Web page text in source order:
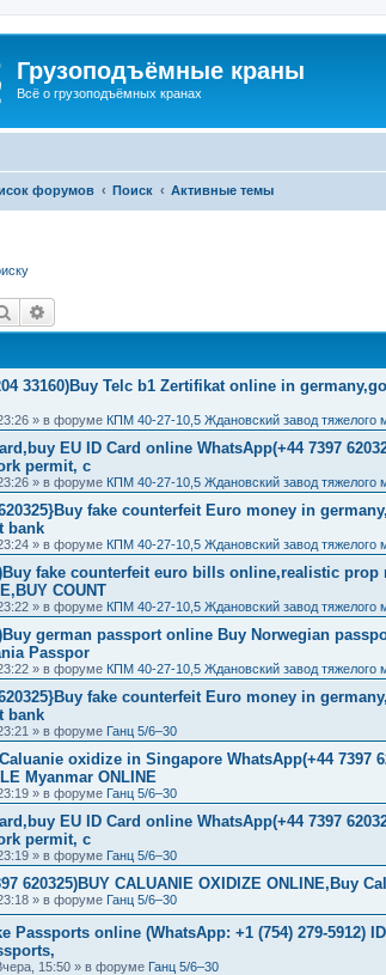
Грузоподъёмные краны
Всё о грузоподъёмных кранах
форумов Поиск Активные темы
Поиск
33160)Buy Telc b1 Zertifikat online in
» в форуме КПМ 40-27-10,5 Ждановский завод тяжелого
EU ID Card online WhatsApp(+44 7397
permit, c
» в форуме КПМ 40-27-10,5 Ждановский завод тяжелого
fake counterfeit Euro money in
bank
» в форуме КПМ 40-27-10,5 Ждановский завод тяжелого
fake counterfeit euro bills online,realistic prop
COUNT
» в форуме КПМ 40-27-10,5 Ждановский завод тяжелого
german passport online Buy Norwegian
Passpor
» в форуме КПМ 40-27-10,5 Ждановский завод тяжелого
fake counterfeit Euro money in
bank
» в форуме Ганц 5/6–30
oxidize in Singapore WhatsApp(+44 7397
Myanmar ONLINE
» в форуме Ганц 5/6–30
EU ID Card online WhatsApp(+44 7397
permit, c
» в форуме Ганц 5/6–30
620325)BUY CALUANIE OXIDIZE ONLINE,Buy
» в форуме Ганц 5/6–30
Passports online (WhatsApp: +1 (754) 279-5912)
15:50 » в форуме Ганц 5/6–30